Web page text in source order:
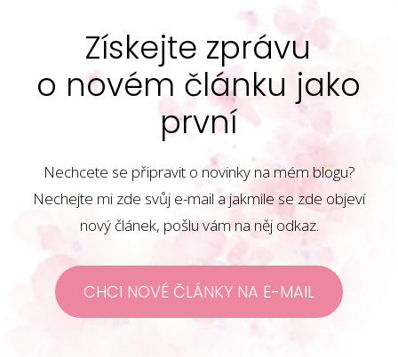
Získejte zprávu
o novém článku jako
první
Nechcete se připravit o novinky na mém blogu?
Nechejte mi zde svůj e-mail a jakmile se zde objeví
nový článek, pošlu vám na něj odkaz.
CHCI NOVÉ ČLÁNKY NA E-MAIL